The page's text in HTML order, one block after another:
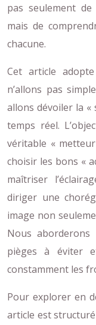
pas seulement
mais de
chacune.
Cet article
n’allons pas
allons dévoiler la «
temps réel.
véritable «
choisir les bons «
maîtriser
diriger une
image non
Nous aborderons
pièges à éviter
constamment les
Pour explorer en
article est